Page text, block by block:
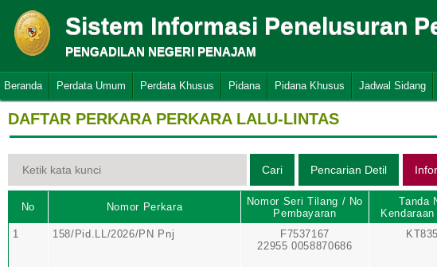
Sistem Informasi Penelusuran
PENGADILAN NEGERI PENAJAM
Beranda Perdata Umum Perdata Khusus Pidana Pidana Khusus Jadwal Sidang
DAFTAR PERKARA PERKARA LALU-LINTAS
No Nomor Perkara
Nomor Seri Tilang / No
Pembayaran
Tanda
1 158/Pid.LL/2026/PN Pnj
F7537167
22955 0058870686